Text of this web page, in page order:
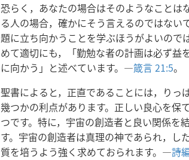
恐らく，あなたの場合はそのようなことは
る人の場合，確かにそう言えるのではない
題に立ち向かうことを学ぶほうがよいので
めて適切にも，「勤勉な者の計画は必ず益
に向かう」と述べています。―箴言 21:5。
聖書によると，正直であることには，りっ
幾つかの利点があります。正しい良心を保
つです。特に，宇宙の創造者と良い関係を
す。宇宙の創造者は真理の神であられ，し
質を培うよう強く求めておられます。―詩